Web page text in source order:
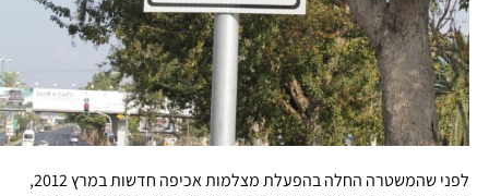
לפני שהמשטרה החלה בהפעלת מצלמות אכיפה חדשות במרץ 2012,